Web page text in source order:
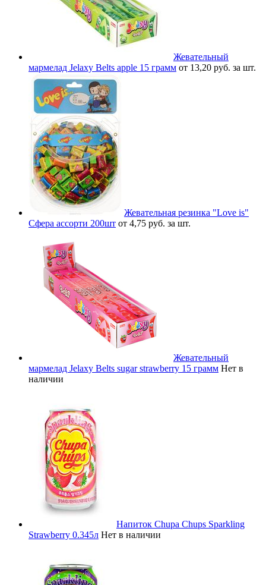
Жевательный
мармелад Jelaxy Belts apple 15 грамм от 13,20 руб. за шт.
Жевательная резинка "Love is"
Сфера ассорти 200шт от 4,75 руб. за шт.
Жевательный
мармелад Jelaxy Belts sugar strawberry 15 грамм Нет в
наличии
Напиток Chupa Chups Sparkling
Strawberry 0.345л Нет в наличии